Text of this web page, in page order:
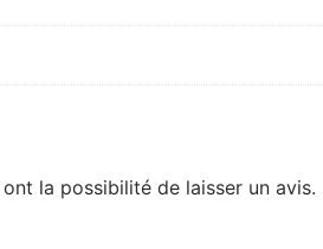
la possibilité de laisser un avis.